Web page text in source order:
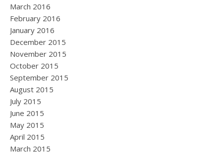
March 2016
February 2016
January 2016
December 2015
November 2015
October 2015
September 2015
August 2015
July 2015
June 2015
May 2015
April 2015
March 2015